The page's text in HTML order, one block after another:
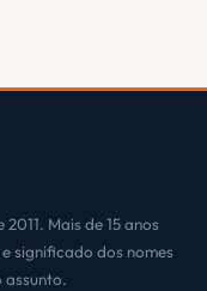
Mais de 15 anos
significado dos nomes
assunto.